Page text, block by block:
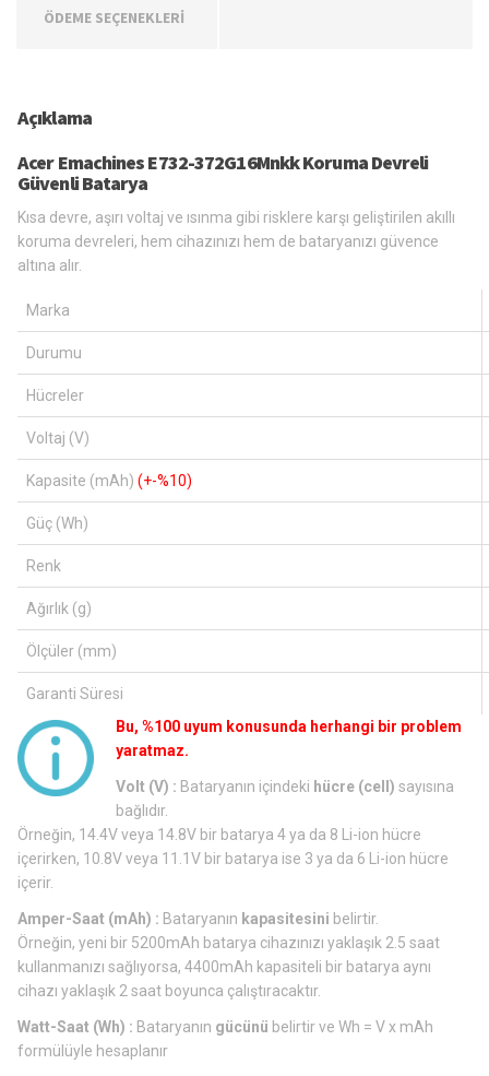
ÖDEME SEÇENEKLERİ
Açıklama
Acer Emachines E732-372G16Mnkk Koruma Devreli
Güvenli Batarya
Kısa devre, aşırı voltaj ve ısınma gibi risklere karşı geliştirilen akıllı
koruma devreleri, hem cihazınızı hem de bataryanızı güvence
altına alır.
Marka
Durumu
Hücreler
Voltaj (V)
Kapasite (mAh) (+-%10)
Güç (Wh)
Renk
Ağırlık (g)
Ölçüler (mm)
Garanti Süresi
Bu, %100 uyum konusunda herhangi bir problem
yaratmaz.
Volt (V) : Bataryanın içindeki hücre (cell) sayısına
bağlıdır.
Örneğin, 14.4V veya 14.8V bir batarya 4 ya da 8 Li-ion hücre
içerirken, 10.8V veya 11.1V bir batarya ise 3 ya da 6 Li-ion hücre
içerir.
Amper-Saat (mAh) : Bataryanın kapasitesini belirtir.
Örneğin, yeni bir 5200mAh batarya cihazınızı yaklaşık 2.5 saat
kullanmanızı sağlıyorsa, 4400mAh kapasiteli bir batarya aynı
cihazı yaklaşık 2 saat boyunca çalıştıracaktır.
Watt-Saat (Wh) : Bataryanın gücünü belirtir ve Wh = V x mAh
formülüyle hesaplanır